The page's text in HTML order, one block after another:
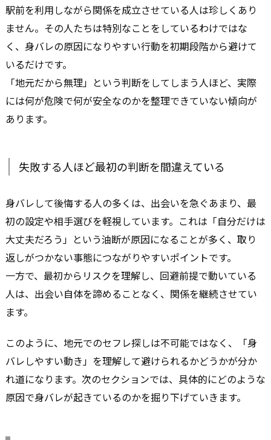
駅前を利用しながら関係を成立させている人は珍しくあり
ません。その人たちは特別なことをしているわけではな
く、身バレの原因になりやすい行動を初期段階から避けて
いるだけです。
「地元だから無理」という判断をしてしまう人ほど、実際
には何が危険で何が安全なのかを整理できていない傾向が
あります。
失敗する人ほど最初の判断を間違えている
身バレして後悔する人の多くは、出会いを急ぐあまり、最
初の設定や相手選びを軽視しています。これは「自分だけは
大丈夫だろう」という油断が原因になることが多く、取り
返しがつかない事態につながりやすいポイントです。
一方で、最初からリスクを理解し、回避前提で動いている
人は、出会い自体を諦めることなく、関係を継続させてい
ます。
このように、地元でのセフレ探しは不可能ではなく、「身
バレしやすい動き」を理解して避けられるかどうかが分か
れ道になります。次のセクションでは、具体的にどのような
原因で身バレが起きているのかを掘り下げていきます。